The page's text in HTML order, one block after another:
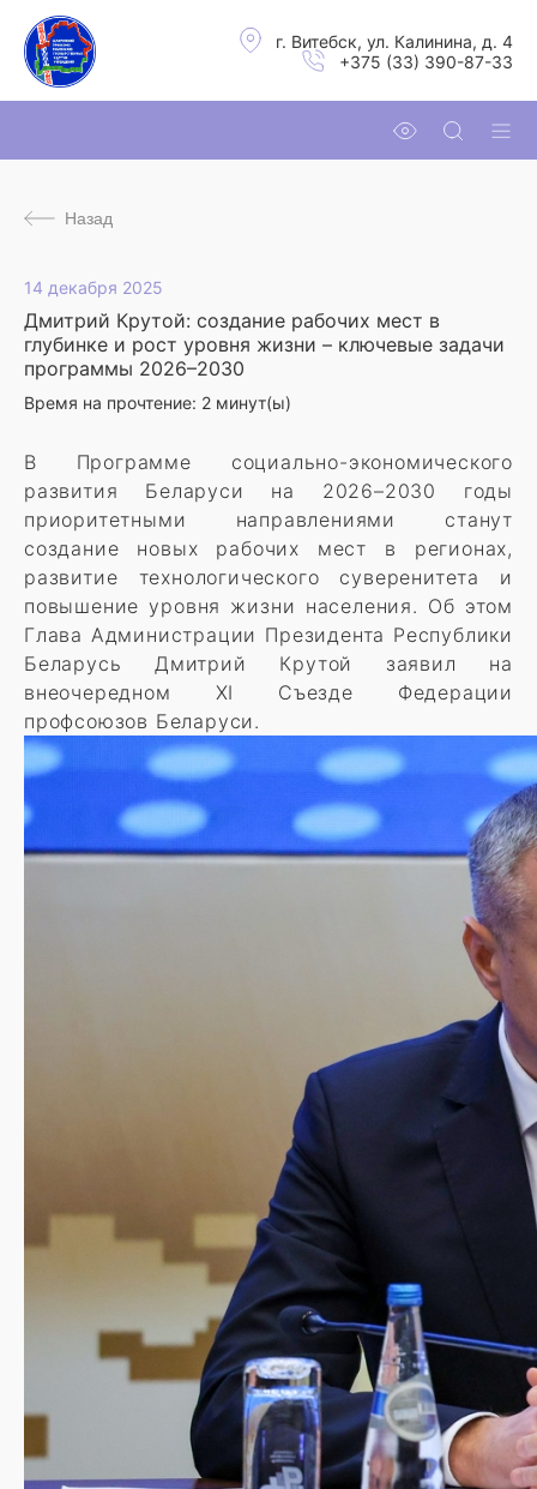
г. Витебск, ул. Калинина, д. 4
+375 (33) 390-87-33
Назад
14 декабря 2025
Дмитрий Крутой: создание рабочих мест в
глубинке и рост уровня жизни – ключевые задачи
программы 2026–2030
Время на прочтение: 2 минут(ы)
В Программе социально-экономического
развития Беларуси на 2026–2030 годы
приоритетными направлениями станут
создание новых рабочих мест в регионах,
развитие технологического суверенитета и
повышение уровня жизни населения. Об этом
Глава Администрации Президента Республики
Беларусь Дмитрий Крутой заявил на
внеочередном XI Съезде Федерации
профсоюзов Беларуси.